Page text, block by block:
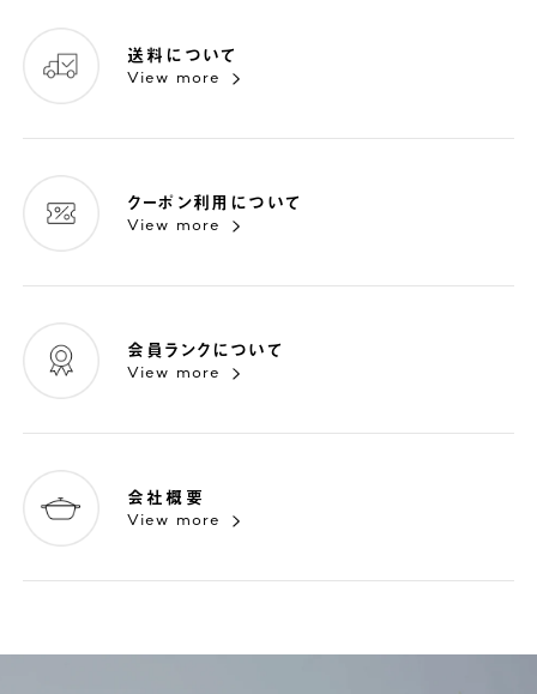
送料について
View more
クーポン利用について
View more
会員ランクについて
View more
会社概要
View more